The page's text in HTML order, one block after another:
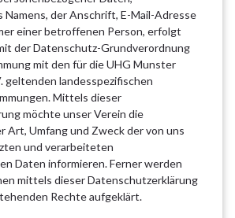
Namens, der Anschrift, E-Mail-Adresse
einer betroffenen Person, erfolgt
der Datenschutz-Grundverordnung
mit den für die UHG Munster
geltenden landesspezifischen
Mittels dieser
möchte unser Verein die
Umfang und Zweck der von uns
und verarbeiteten
Daten informieren. Ferner werden
mittels dieser Datenschutzerklärung
Rechte aufgeklärt.